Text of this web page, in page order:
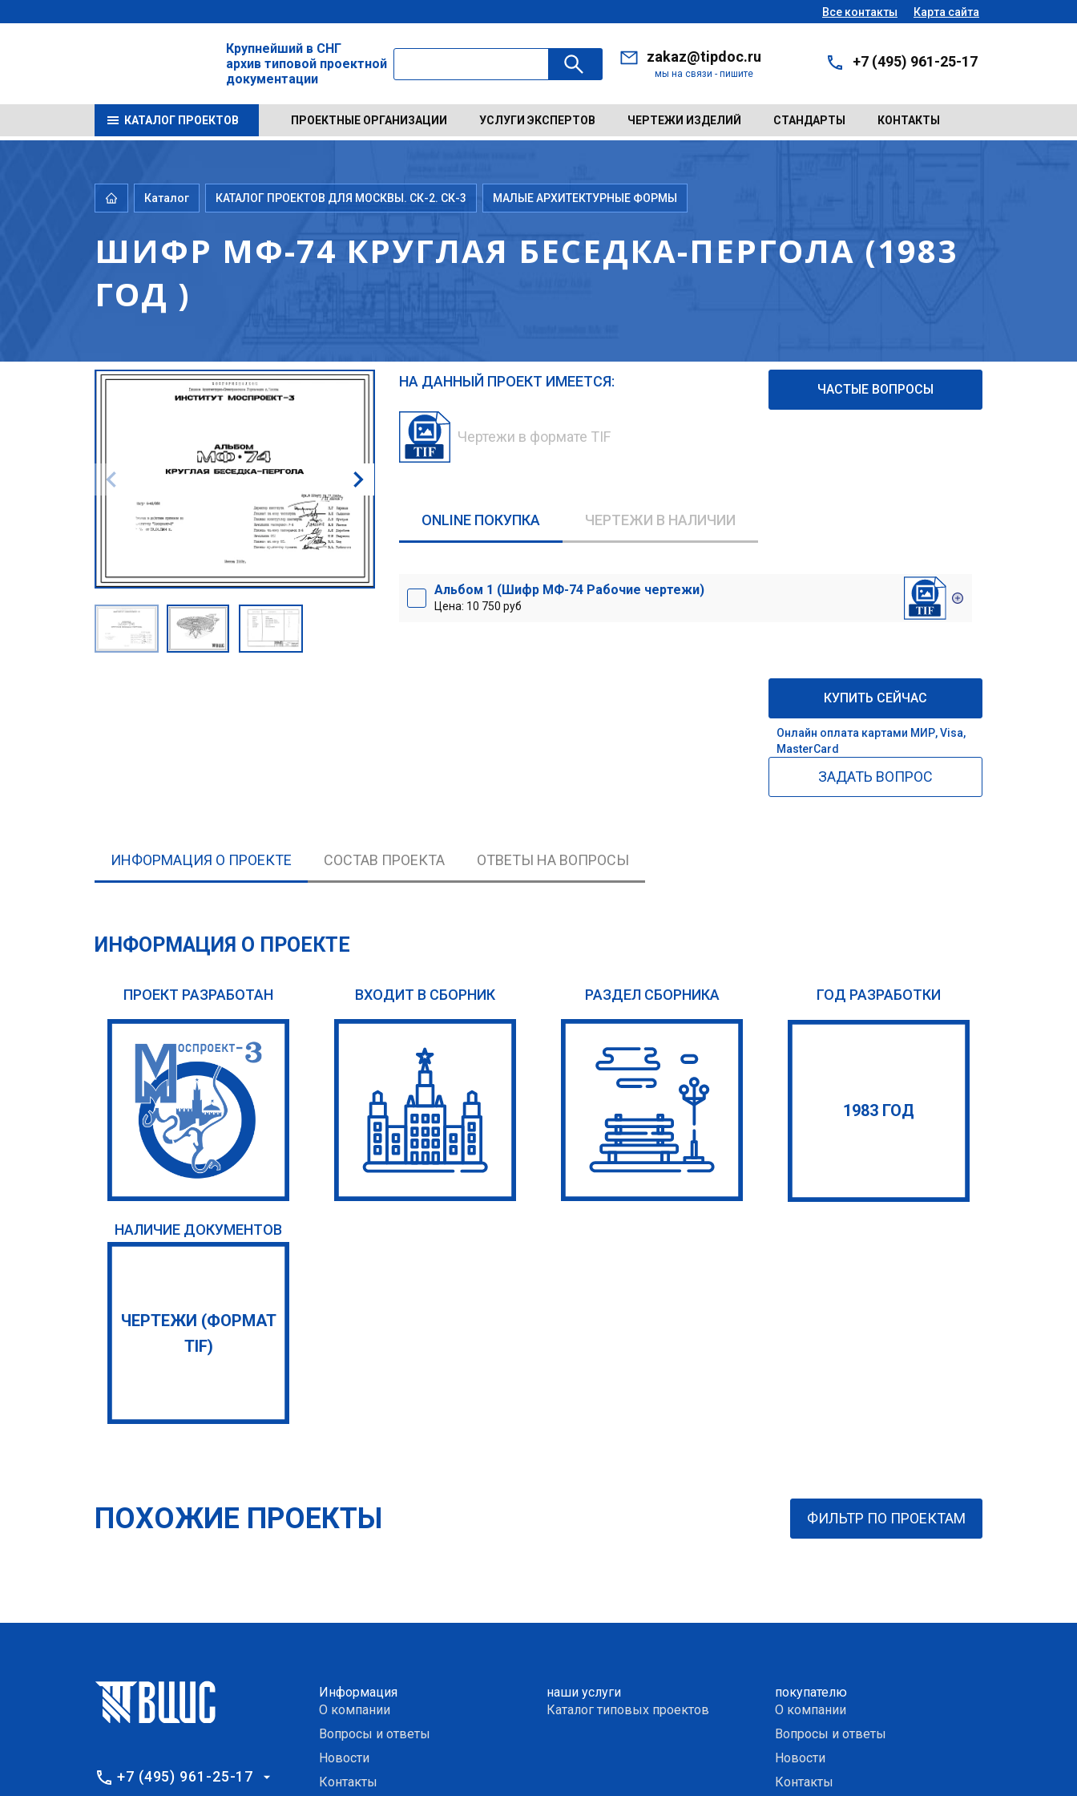
Все контакты Карта сайта
Крупнейший в СНГ
архив типовой проектной
документации
zakaz@tipdoc.ru
мы на связи - пишите
+7 (495) 961-25-17
КАТАЛОГ ПРОЕКТОВ ПРОЕКТНЫЕ ОРГАНИЗАЦИИ УСЛУГИ ЭКСПЕРТОВ ЧЕРТЕЖИ ИЗДЕЛИЙ СТАНДАРТЫ КОНТАКТЫ
Каталог КАТАЛОГ ПРОЕКТОВ ДЛЯ МОСКВЫ. СК-2. СК-3 МАЛЫЕ АРХИТЕКТУРНЫЕ ФОРМЫ
ШИФР МФ-74 КРУГЛАЯ БЕСЕДКА-ПЕРГОЛА (1983
ГОД )
НА ДАННЫЙ ПРОЕКТ ИМЕЕТСЯ:
Чертежи в формате TIF
ЧАСТЫЕ ВОПРОСЫ
ONLINE ПОКУПКА ЧЕРТЕЖИ В НАЛИЧИИ
Альбом 1 (Шифр МФ-74 Рабочие чертежи)
Цена: 10 750 руб
КУПИТЬ СЕЙЧАС
Онлайн оплата картами МИР, Visa,
MasterCard
ЗАДАТЬ ВОПРОС
ИНФОРМАЦИЯ О ПРОЕКТЕ СОСТАВ ПРОЕКТА ОТВЕТЫ НА ВОПРОСЫ
ИНФОРМАЦИЯ О ПРОЕКТЕ
ПРОЕКТ РАЗРАБОТАН ВХОДИТ В СБОРНИК РАЗДЕЛ СБОРНИКА ГОД РАЗРАБОТКИ
1983 ГОД
НАЛИЧИЕ ДОКУМЕНТОВ
ЧЕРТЕЖИ (ФОРМАТ
TIF)
ПОХОЖИЕ ПРОЕКТЫ ФИЛЬТР ПО ПРОЕКТАМ
+7 (495) 961-25-17
Информация
О компании
Вопросы и ответы
Новости
Контакты
наши услуги
Каталог типовых проектов
покупателю
О компании
Вопросы и ответы
Новости
Контакты